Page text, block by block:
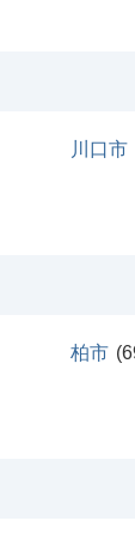
川口市
柏市 (